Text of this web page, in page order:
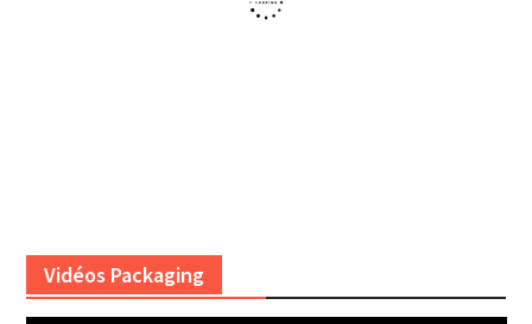
Vidéos Packaging